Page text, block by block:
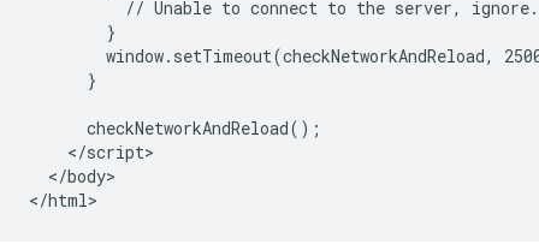
          // Unable to connect to the server, ignore.
        }
window.setTimeout(checkNetworkAndReload,
      }
      checkNetworkAndReload();
    </script>
  </body>